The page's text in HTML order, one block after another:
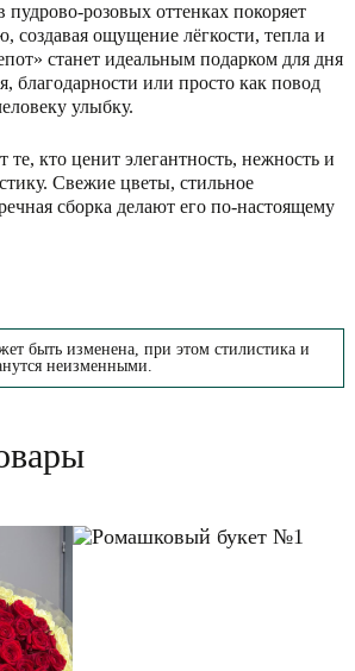
розовых оттенках покоряет
создавая ощущение лёгкости, тепла и
станет идеальным подарком для дня
благодарности или просто как повод
улыбку.
те, кто ценит элегантность, нежность и
Свежие цветы, стильное
сборка делают его по-настоящему
быть изменена, при этом стилистика и
неизменными.